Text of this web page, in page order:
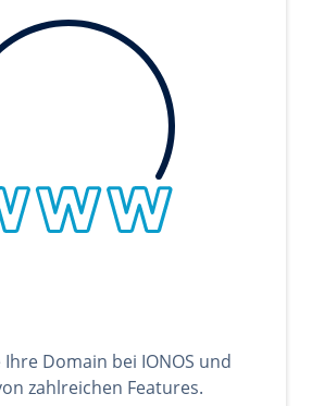
Domain bei IONOS und
zahlreichen Features.